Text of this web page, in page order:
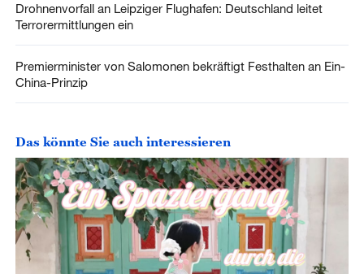
Drohnenvorfall an Leipziger Flughafen: Deutschland leitet
Terrorermittlungen ein
Premierminister von Salomonen bekräftigt Festhalten an Ein-
China-Prinzip
Das könnte Sie auch interessieren